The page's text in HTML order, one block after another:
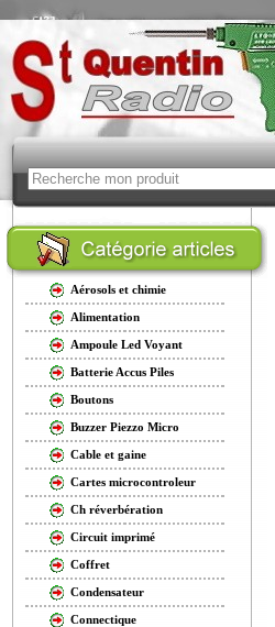
Aérosols et chimie
Alimentation
Ampoule Led Voyant
Batterie Accus Piles
Boutons
Buzzer Piezzo Micro
Cable et gaine
Cartes microcontroleur
Ch réverbération
Circuit imprimé
Coffret
Condensateur
Connectique